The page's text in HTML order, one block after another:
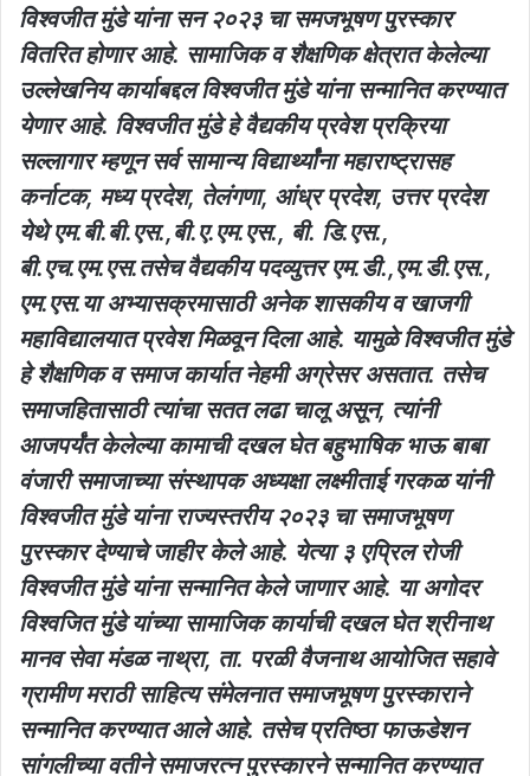
विश्वजीत मुंडे यांना सन २०२३ चा समजभूषण पुरस्कार
वितरित होणार आहे. सामाजिक व शैक्षणिक क्षेत्रात केलेल्या
उल्लेखनिय कार्याबद्दल विश्वजीत मुंडे यांना सन्मानित करण्यात
येणार आहे. विश्वजीत मुंडे हे वैद्यकीय प्रवेश प्रक्रिया
सल्लागार म्हणून सर्व सामान्य विद्यार्थ्यांंना महाराष्ट्रासह
कर्नाटक, मध्य प्रदेश, तेलंगणा, आंध्र प्रदेश, उत्तर प्रदेश
येथे एम.बी.बी.एस.,बी.ए.एम.एस., बी. डि.एस.,
बी.एच.एम.एस.तसेच वैद्यकीय पदव्युत्तर एम.डी.,एम.डी.एस.,
एम.एस.या अभ्यासक्रमासाठी अनेक शासकीय व खाजगी
महाविद्यालयात प्रवेश मिळवून दिला आहे. यामुळे विश्वजीत मुंडे
हे शैक्षणिक व समाज कार्यात नेहमी अग्रेसर असतात. तसेच
समाजहितासाठी त्यांचा सतत लढा चालू असून, त्यांनी
आजपर्यंत केलेल्या कामाची दखल घेत बहुभाषिक भाऊ बाबा
वंजारी समाजाच्या संस्थापक अध्यक्षा लक्ष्मीताई गरकळ यांनी
विश्वजीत मुंडे यांना राज्यस्तरीय २०२३ चा समाजभूषण
पुरस्कार देण्याचे जाहीर केले आहे. येत्या ३ एप्रिल रोजी
विश्वजीत मुंडे यांना सन्मानित केले जाणार आहे. या अगोदर
विश्वजित मुंडे यांच्या सामाजिक कार्याची दखल घेत श्रीनाथ
मानव सेवा मंडळ नाथ्रा, ता. परळी वैजनाथ आयोजित सहावे
ग्रामीण मराठी साहित्य संमेलनात समाजभूषण पुरस्काराने
सन्मानित करण्यात आले आहे. तसेच प्रतिष्ठा फाऊडेशन
सांगलीच्या वतीने समाजरत्न पुरस्कारने सन्मानित करण्यात